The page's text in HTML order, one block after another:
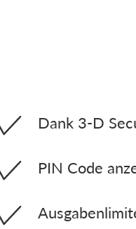
Dank 3-D
PIN Code